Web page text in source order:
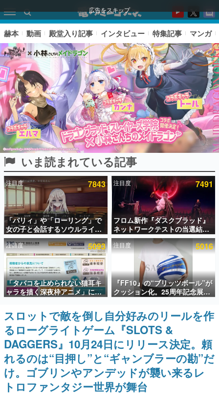
広告をスキップ
ピックアップ
電ファミのいま読まれている記事ランキング
アプリセール情報
インタビュー
連載・特集一覧
殿堂入り記事
SNS拡散数が数千以上！ ページビュー数万以上！ などな
ど。多くの人々に読まれた、電ファミ渾身の“殿堂入り”記
事をまとめました。
ゲームの企画書
名作ゲームクリエイターの方々に製作時のエピソードをお
聞きし、ヒットする企画（ゲーム）とは何か？を探ってい
きます。
赫本
この物語を解いてはいけない。『赫本』は、〈試験問題〉
の形をした短編ホラー小説集です。
新世代に訊く
赫本 動画 殿堂入り記事 インタビュー 特集記事 マンガ
いま読まれている記事
注目度 7843
「パリィ」や「ローリング」で
女の子と会話するソウルライク
恋愛ゲーム『小早川さんはソウ
ルライク』無料公開。返事に失
敗すると「YOU DIED」
注目度 7491
フロム新作『ダスクブラッド』
ネットワークテストの当選結果
が8月7日22時に発表。応募サイ
トのマイページから確認可能、
テスト実施は8月21日～24日
注目度 5093
「タバコを止められない猫耳キ
ャラを描く深夜枠アニメ」に視
聴者の一部から批判意見。違法
薬物の使用と思しき描写も含め
て、BPOが議論を交わす
注目度 5016
『FF10』の“ブリッツボール”が
クッション化。25周年記念展
「FINAL FANTASY X
MUSEUM-幻光の記憶-」のグッ
ズ情報が一部公開
スロットで敵を倒し自分好みのリールを作
るローグライトゲーム『SLOTS &
DAGGERS』10月24日にリリース決定。頼
れるのは“目押し”と“ギャンブラーの勘”だ
け。ゴブリンやアンデッドが襲い来るレ
トロファンタジー世界が舞台